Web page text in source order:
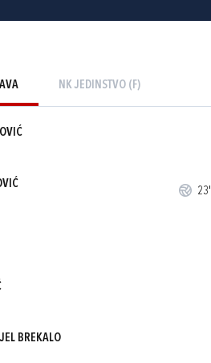
NK JEDINSTVO (F)
23'
BREKALO